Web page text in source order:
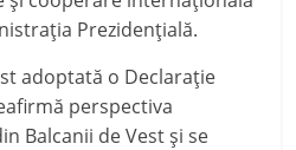
Prezidenţială.
adoptată o Declaraţie
perspectiva
Balcanii de Vest şi se